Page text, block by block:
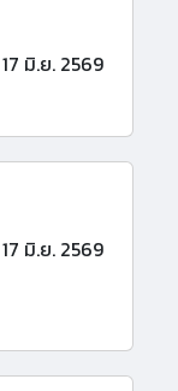
17 มิ.ย. 2569
17 มิ.ย. 2569